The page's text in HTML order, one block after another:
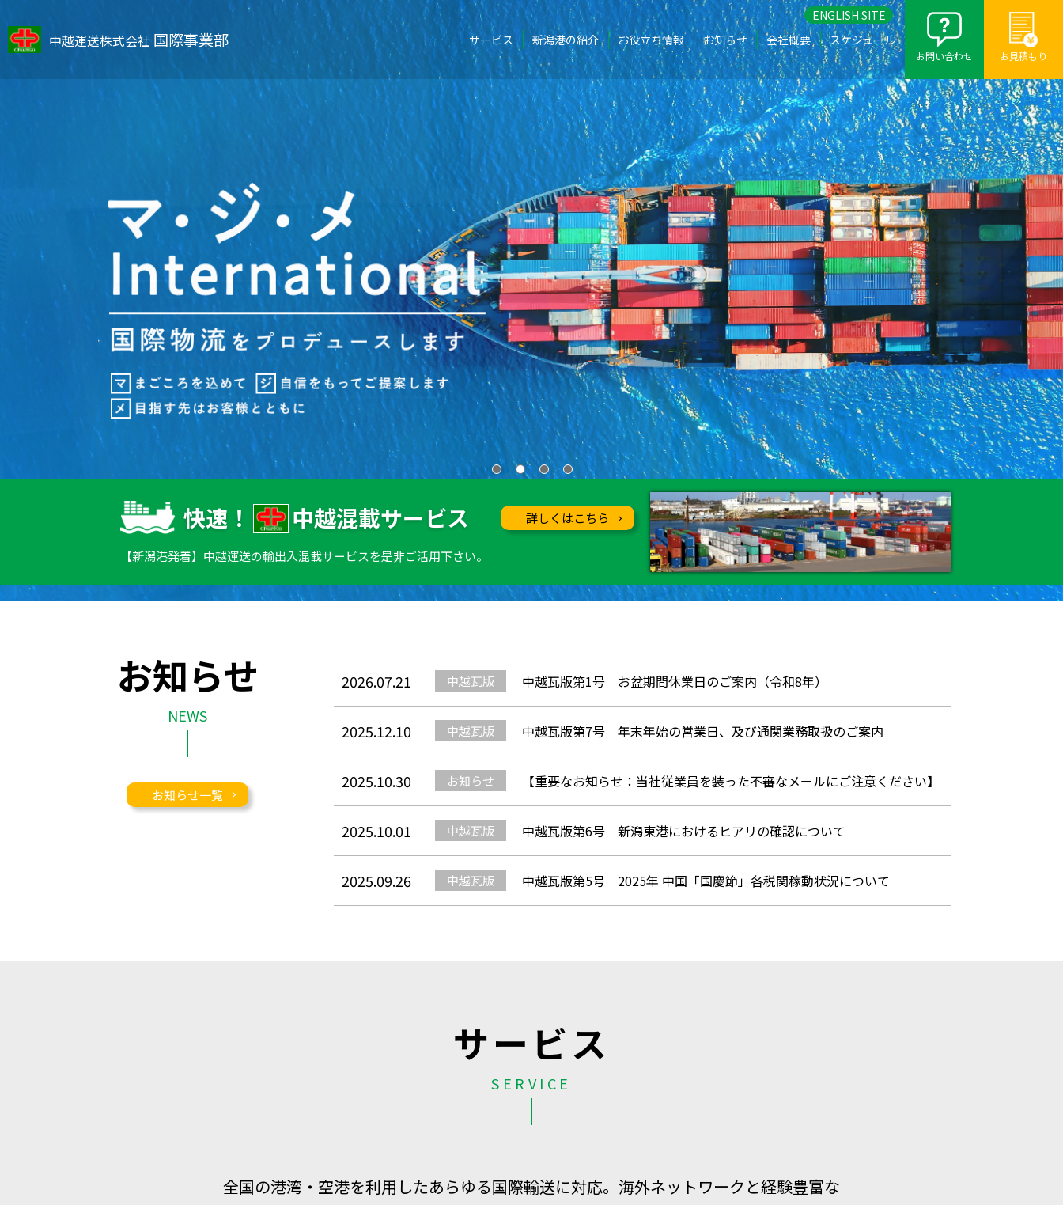
中越運送株式会社 国際事業部 サービス
フォワーディング 倉庫・配送 通関 ご提案・事例紹介
新潟港の紹介
④ 充実の補助金制度 ⑤ 開港5港 ～歴史ある港～
お役立ち情報
よくある質問 コンテナサイズ 国際電話国番号・時差一覧 リンク集 お知らせ
2025.10.01
中越瓦版第6号 新潟東港におけるヒアリの確認について
2025.09.26
中越瓦版 中越瓦版第5号 2025年 中国「国慶節」各税関稼動状況について 会社概要 スケジュール
中越フォワーディング
お問い合わせ お見積もり
ENGLISH SITE
快速！ 中越混載サービス
【新潟港発着】中越運送の輸出入混載サービスを是非ご活用下さい。
詳しくはこちら
お知らせ
NEWS
お知らせ一覧
2026.07.21 中越瓦版 中越瓦版第1号 お盆期間休業日のご案内（令和8年）
2025.12.10 中越瓦版 中越瓦版第7号 年末年始の営業日、及び通関業務取扱のご案内
2025.10.30 お知らせ 【重要なお知らせ：当社従業員を装った不審なメールにご注意ください】
2025.10.01 中越瓦版 中越瓦版第6号 新潟東港におけるヒアリの確認について
2025.09.26 中越瓦版 中越瓦版第5号 2025年 中国「国慶節」各税関稼動状況について
サービス
SERVICE
全国の港湾・空港を利用したあらゆる国際輸送に対応。海外ネットワークと経験豊富な